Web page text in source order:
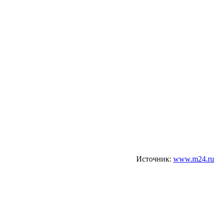
Источник: www.m24.ru